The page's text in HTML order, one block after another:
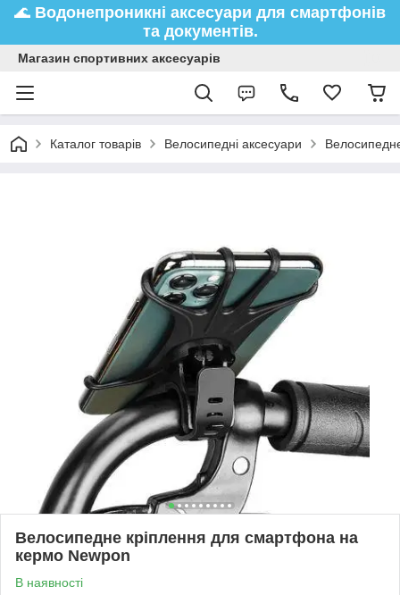
🌊 Водонепроникні аксесуари для смартфонів
та документів.
Магазин спортивних аксесуарів
Каталог товарів Велосипедні аксесуари
Велосипедне кріплення для смартфона на
кермо Newpon
В наявності